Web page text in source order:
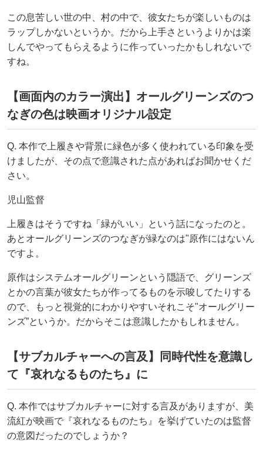
この息苦しい世の中、村の中で、彼女たちが楽しいものは
ラップしかないというか。だから上手さというよりかは楽
しんでやってもらえるように作っていったかもしれないで
すね。
【画面内のカラー演出】オールグリーンズのつ
なぎの色は映画オリジナル設定
Q. 本作で上履きや背景に緑色が多く使われている印象を受
けましたが、その点で意識された点があればお聞かせくだ
さい。
児山監督
上履きはそうですね「緑がいい」という話になったのと。
あとオールグリーンズのつなぎが緑なのは"原作にはないん
ですよ。
原作はシステムオールグリーンという隠語で、グリーンズ
とかの言葉が彼女たちが作ってるものを示唆してたりする
ので、もっと視覚的にわかりやすいそれこそ"オールグリー
ンズ”というか。だからそこは意識したかもしれません。
【サブカルチャーへの言及】同時代性を意識し
て『哀れなるものたち』に
Q. 本作ではサブカルチャーに対する言及がありますが、美
流紅が映画で『哀れなるものたち』を挙げていたのは監督
の意図だったのでしょうか？